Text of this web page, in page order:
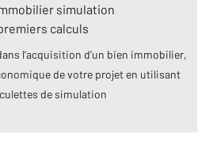
simulation
calculs
l’acquisition d’un bien immobilier,
de votre projet en utilisant
de simulation